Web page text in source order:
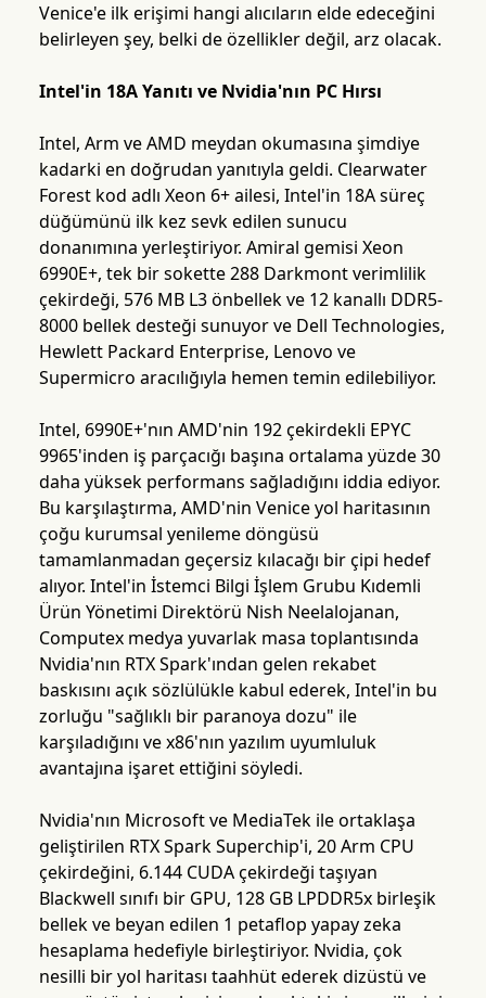
Venice'e ilk erişimi hangi alıcıların elde edeceğini
belirleyen şey, belki de özellikler değil, arz olacak.
Intel'in 18A Yanıtı ve Nvidia'nın PC Hırsı
Intel, Arm ve AMD meydan okumasına şimdiye
kadarki en doğrudan yanıtıyla geldi. Clearwater
Forest kod adlı Xeon 6+ ailesi, Intel'in 18A süreç
düğümünü ilk kez sevk edilen sunucu
donanımına yerleştiriyor. Amiral gemisi Xeon
6990E+, tek bir sokette 288 Darkmont verimlilik
çekirdeği, 576 MB L3 önbellek ve 12 kanallı DDR5-
8000 bellek desteği sunuyor ve Dell Technologies,
Hewlett Packard Enterprise, Lenovo ve
Supermicro aracılığıyla hemen temin edilebiliyor.
Intel, 6990E+'nın AMD'nin 192 çekirdekli EPYC
9965'inden iş parçacığı başına ortalama yüzde 30
daha yüksek performans sağladığını iddia ediyor.
Bu karşılaştırma, AMD'nin Venice yol haritasının
çoğu kurumsal yenileme döngüsü
tamamlanmadan geçersiz kılacağı bir çipi hedef
alıyor. Intel'in İstemci Bilgi İşlem Grubu Kıdemli
Ürün Yönetimi Direktörü Nish Neelalojanan,
Computex medya yuvarlak masa toplantısında
Nvidia'nın RTX Spark'ından gelen rekabet
baskısını açık sözlülükle kabul ederek, Intel'in bu
zorluğu "sağlıklı bir paranoya dozu" ile
karşıladığını ve x86'nın yazılım uyumluluk
avantajına işaret ettiğini söyledi.
Nvidia'nın Microsoft ve MediaTek ile ortaklaşa
geliştirilen RTX Spark Superchip'i, 20 Arm CPU
çekirdeğini, 6.144 CUDA çekirdeği taşıyan
Blackwell sınıfı bir GPU, 128 GB LPDDR5x birleşik
bellek ve beyan edilen 1 petaflop yapay zeka
hesaplama hedefiyle birleştiriyor. Nvidia, çok
nesilli bir yol haritası taahhüt ederek dizüstü ve